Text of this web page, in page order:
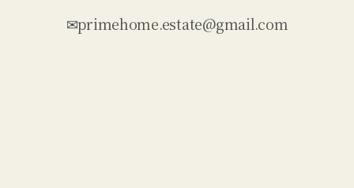
✉primehome.estate@gmail.com